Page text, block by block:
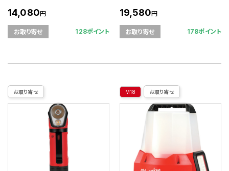
14,080円
お取り寄せ 128ポイント
19,580円
お取り寄せ 178ポイント
お取り寄せ M18 お取り寄せ